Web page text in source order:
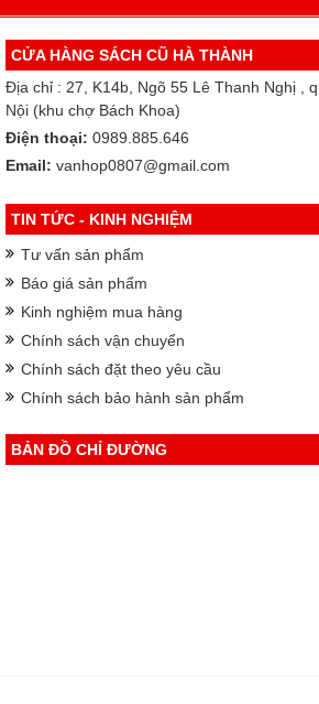
CỬA HÀNG SÁCH CŨ HÀ THÀNH
Địa chỉ : 27, K14b, Ngõ 55 Lê Thanh Nghị ,
Nội (khu chợ Bách Khoa)
Điện thoại: 0989.885.646
Email: vanhop0807@gmail.com
TIN TỨC - KINH NGHIỆM
Tư vấn sản phẩm
Báo giá sản phẩm
Kinh nghiệm mua hàng
Chính sách vận chuyển
Chính sách đặt theo yêu cầu
Chính sách bảo hành sản phẩm
BẢN ĐỒ CHỈ ĐƯỜNG